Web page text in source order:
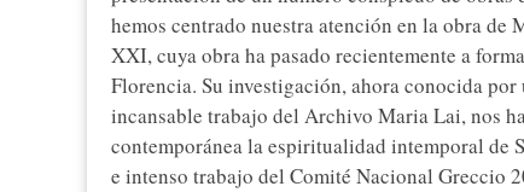
hemos centrado nuestra atención en la obra
XXI, cuya obra ha pasado recientemente a
Florencia. Su investigación, ahora conocida
incansable trabajo del Archivo Maria Lai, nos
contemporánea la espiritualidad intemporal de
e intenso trabajo del Comité Nacional Greccio